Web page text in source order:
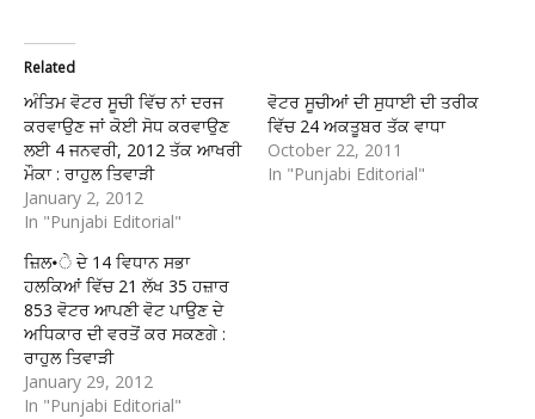
Related
ਅੰਤਿਮ ਵੋਟਰ ਸੂਚੀ ਵਿੱਚ ਨਾਂ ਦਰਜ
ਕਰਵਾਉਣ ਜਾਂ ਕੋਈ ਸੋਧ ਕਰਵਾਉਣ
ਲਈ 4 ਜਨਵਰੀ, 2012 ਤੱਕ ਆਖਰੀ
ਮੌਕਾ : ਰਾਹੁਲ ਤਿਵਾੜੀ
January 2, 2012
In "Punjabi Editorial"
ਵੋਟਰ ਸੂਚੀਆਂ ਦੀ ਸੁਧਾਈ ਦੀ ਤਰੀਕ
ਵਿੱਚ 24 ਅਕਤੂਬਰ ਤੱਕ ਵਾਧਾ
October 22, 2011
In "Punjabi Editorial"
ਜ਼ਿਲ•ੇ ਦੇ 14 ਵਿਧਾਨ ਸਭਾ
ਹਲਕਿਆਂ ਵਿੱਚ 21 ਲੱਖ 35 ਹਜ਼ਾਰ
853 ਵੋਟਰ ਆਪਣੀ ਵੋਟ ਪਾਉਣ ਦੇ
ਅਧਿਕਾਰ ਦੀ ਵਰਤੋਂ ਕਰ ਸਕਣਗੇ :
ਰਾਹੁਲ ਤਿਵਾੜੀ
January 29, 2012
In "Punjabi Editorial"